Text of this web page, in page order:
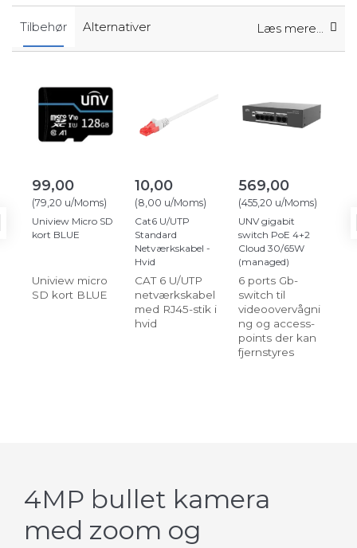
Læs mere...
Tilbehør Alternativer
99,00
(79,20 u/Moms)
Uniview Micro SD
kort BLUE
Uniview micro
SD kort BLUE
10,00
(8,00 u/Moms)
Cat6 U/UTP
Standard
Netværkskabel -
Hvid
CAT 6 U/UTP
netværkskabel
med RJ45-stik i
hvid
569,00
(455,20 u/Moms)
UNV gigabit
switch PoE 4+2
Cloud 30/65W
(managed)
6 ports Gb-
switch til
videoovervågni
ng og access-
points der kan
fjernstyres
4MP bullet kamera
med zoom og